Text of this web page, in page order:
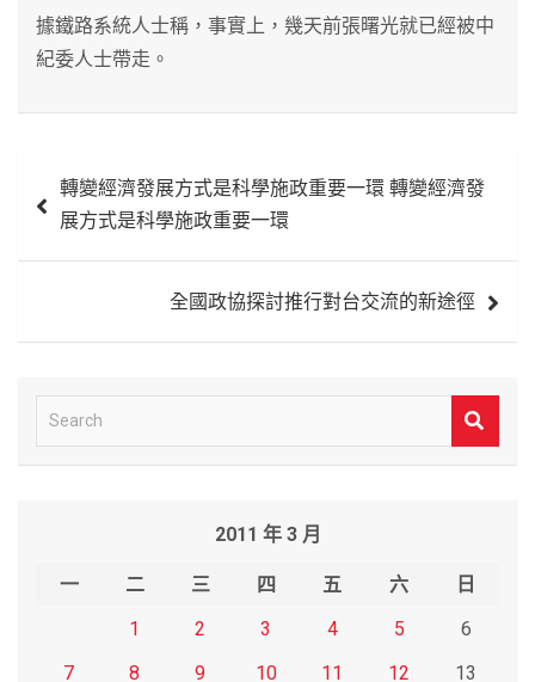
據鐵路系統人士稱，事實上，幾天前張曙光就已經被中
紀委人士帶走。
章 轉變經濟發展方式是科學施政重要一環 轉變經濟發
展方式是科學施政重要一環
全國政協探討推行對台交流的新途徑
e
2011 年 3 月
一 二 三 四 五 六
日
1
2 3 4 5
6
7
8 9 10 11 12
13